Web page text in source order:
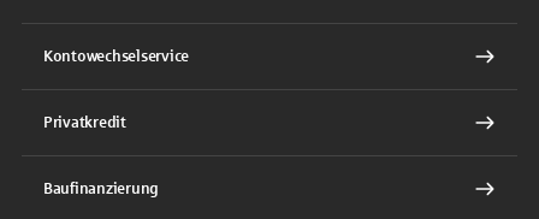
Kontowechselservice
Privatkredit
Baufinanzierung